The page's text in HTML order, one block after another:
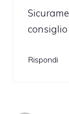
Rispondi